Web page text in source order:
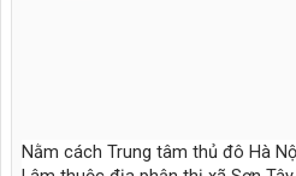
Nằm cách Trung tâm thủ đô Hà